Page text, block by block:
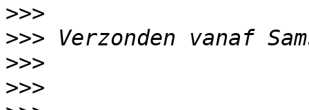
>>>
>>>
>>>
>>>